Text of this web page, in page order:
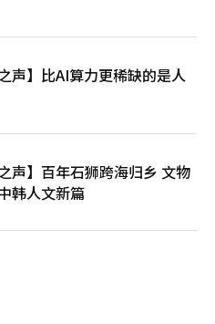
声】比AI算力更稀缺的是人
声】百年石狮跨海归乡 文物
韩人文新篇